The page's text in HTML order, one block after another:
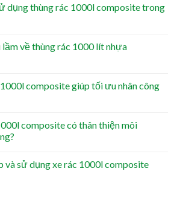
dụng thùng rác 1000l composite trong
về thùng rác 1000 lít nhựa
composite giúp tối ưu nhân công
composite có thân thiện môi
và sử dụng xe rác 1000l composite